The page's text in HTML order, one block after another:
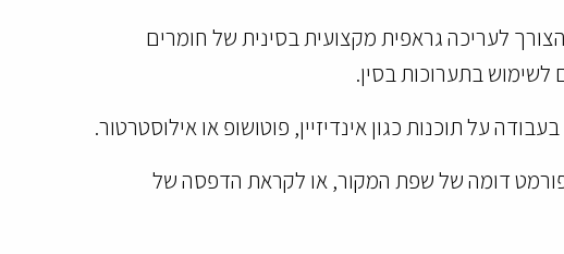
לעריכה גראפית מקצועית בסינית של חומרים
לשימוש בתערוכות בסין.
על תוכנות כגון אינדיזיין, פוטושופ או אילוסטרטור.
פורמט דומה של שפת המקור, או לקראת הדפסה של